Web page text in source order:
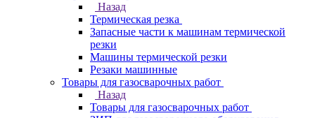
Назад
Термическая резка
Запасные части к машинам термической
резки
Машины термической резки
Резаки машинные
Товары для газосварочных работ
Назад
Товары для газосварочных работ